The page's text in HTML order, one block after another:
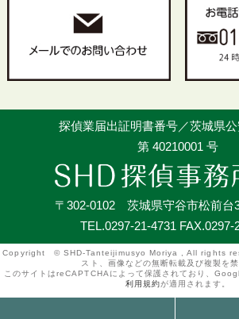
探偵業届出証明書番号／茨城県
第 40210001 号
〒302-0102 茨城県守谷市松前台
TEL.0297-21-4731 FAX.0297-
Copyright © SHD-Tanteijimusyo Moriya , All rights
スト、画像などの無断転載及び複製を禁
このサイトはreCAPTCHAによって保護されており、
利用規約が適用されます。